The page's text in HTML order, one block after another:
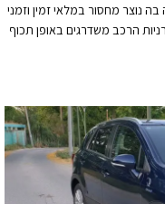
נוצר מחסור במלאי זמין וזמני
הרכב משדרגים באופן תכוף